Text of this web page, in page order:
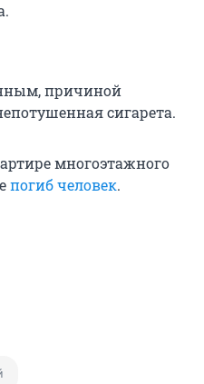
причиной
сигарета.
многоэтажного
погиб человек.